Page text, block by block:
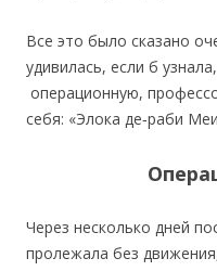
Все это было сказано
удивилась, если б
операционную,
себя: «Элока де‐раби
Через несколько дней
пролежала без